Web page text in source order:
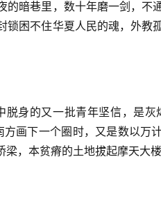
暗巷里，数十年磨一剑，不
困不住华夏人民的魂，外教
身的又一批青年坚信，是灰
画下一个圈时，又是数以万
，本贫瘠的土地拔起摩天大楼